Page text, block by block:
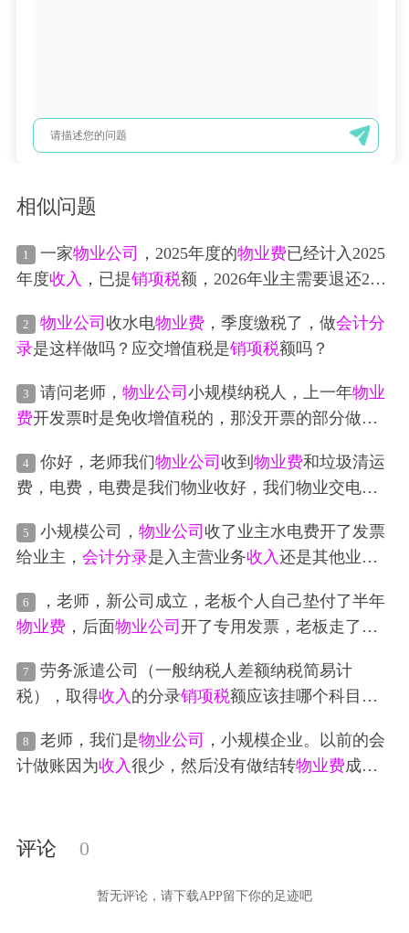
相似问题
1 一家物业公司 ，2025年度的物业费已经计入2025
年度收入 ，已提销项税额，2026年业主需要退还202
2 物业公司 收水电物业费，季度缴税了，做会计分
录是这样做吗？应交增值税是销项税额吗？
3 请问老师， 物业公司 小规模纳税人，上一年物业
费开发票时是免收增值税的，那没开票的部分做收
4 你好，老师我们物业公司 收到 物业费和垃圾清运
费，电费，电费是我们物业收好，我们物业交电
5 小规模公司， 物业公司 收了业主水电费开了发票
给业主， 会计分录是入主营业务收入 还是其他业务
目？税率是多少？
6
，老师，新公司成立，老板个人自己垫付了半年
物业费，后面物业公司 开了专用发票，老板走了报
7
劳务派遣公司（一般纳税人差额纳税简易计
税），取得收入 的分录销项税额应该挂哪个科目？
易计税？有没有这个行业完整的会计分录
解答？谢
谢
8 老师，我们是物业公司 ，小规模企业。以前的会
计做账因为收入 很少，然后没有做结转物业费成本
取物业费和电梯费做为
评论 0
暂无评论，请下载APP留下你的足迹吧